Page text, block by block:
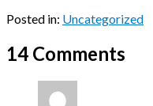
Posted in: Uncategorized
14 Comments